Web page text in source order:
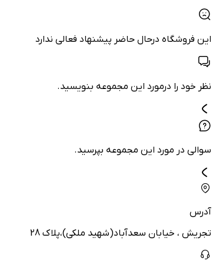
این فروشگاه درحال حاضر پیشنهاد فعالی ندارد
نظر خود را درمورد این مجموعه بنویسید.
سوالی در مورد این مجموعه بپرسید.
آدرس
تجریش ، خیابان سعدآباد(شهید ملکی)،پلاک 28